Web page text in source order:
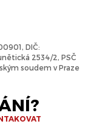
DIČ:
2534/2, PSČ
soudem v Praze